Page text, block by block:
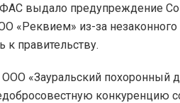
выдало предупреждение
«Реквием» из-за
к правительству.
«Зауральский похоронный
конкуренцию